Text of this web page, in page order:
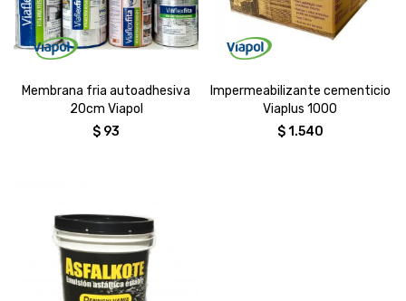
Membrana fria autoadhesiva
20cm Viapol
$ 93
Impermeabilizante cementicio
Viaplus 1000
$ 1.540